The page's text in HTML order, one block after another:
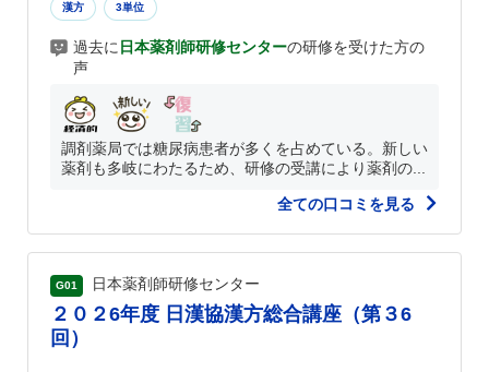
漢方 3単位
過去に 日本薬剤師研修センターの研修を受けた方の
声
調剤薬局では糖尿病患者が多くを占めている。新しい
薬剤も多岐にわたるため、研修の受講により薬剤の...
全ての口コミを見る
G01 日本薬剤師研修センター
２０２6年度 日漢協漢方総合講座（第３6
回）